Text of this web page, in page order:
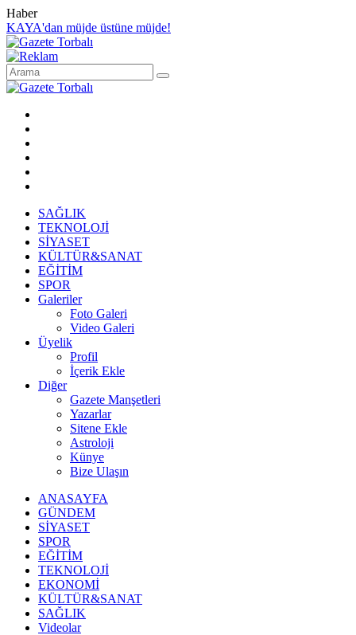
Haber
KAYA'dan müjde üstüne müjde!
SAĞLIK
TEKNOLOJİ
SİYASET
KÜLTÜR&SANAT
EĞİTİM
SPOR
Galeriler
Foto Galeri
Video Galeri
Üyelik
Profil
İçerik Ekle
Diğer
Gazete Manşetleri
Yazarlar
Sitene Ekle
Astroloji
Künye
Bize Ulaşın
ANASAYFA
GÜNDEM
SİYASET
SPOR
EĞİTİM
TEKNOLOJİ
EKONOMİ
KÜLTÜR&SANAT
SAĞLIK
Videolar